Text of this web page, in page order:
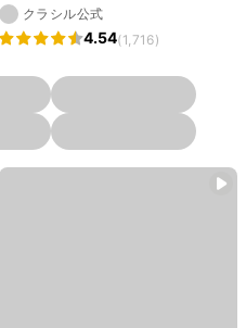
クラシル公式
4.54(1,716)